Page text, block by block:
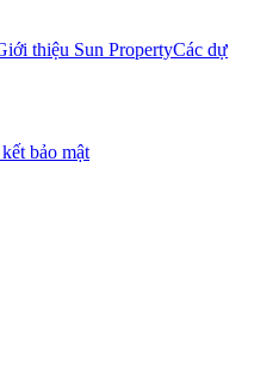
thiệu Sun PropertyCác dự
bảo mật